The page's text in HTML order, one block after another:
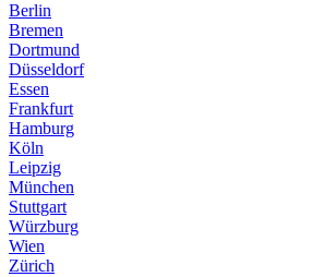
Berlin
Bremen
Dortmund
Düsseldorf
Essen
Frankfurt
Hamburg
Köln
Leipzig
München
Stuttgart
Würzburg
Wien
Zürich